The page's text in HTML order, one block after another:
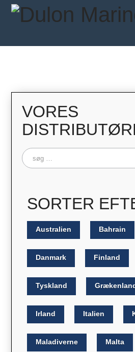
VORES
Søg
efter:
SORTER
Australien Bahrain
Danmark Finland
Tyskland
Irland Italien
Maladiverne Malta